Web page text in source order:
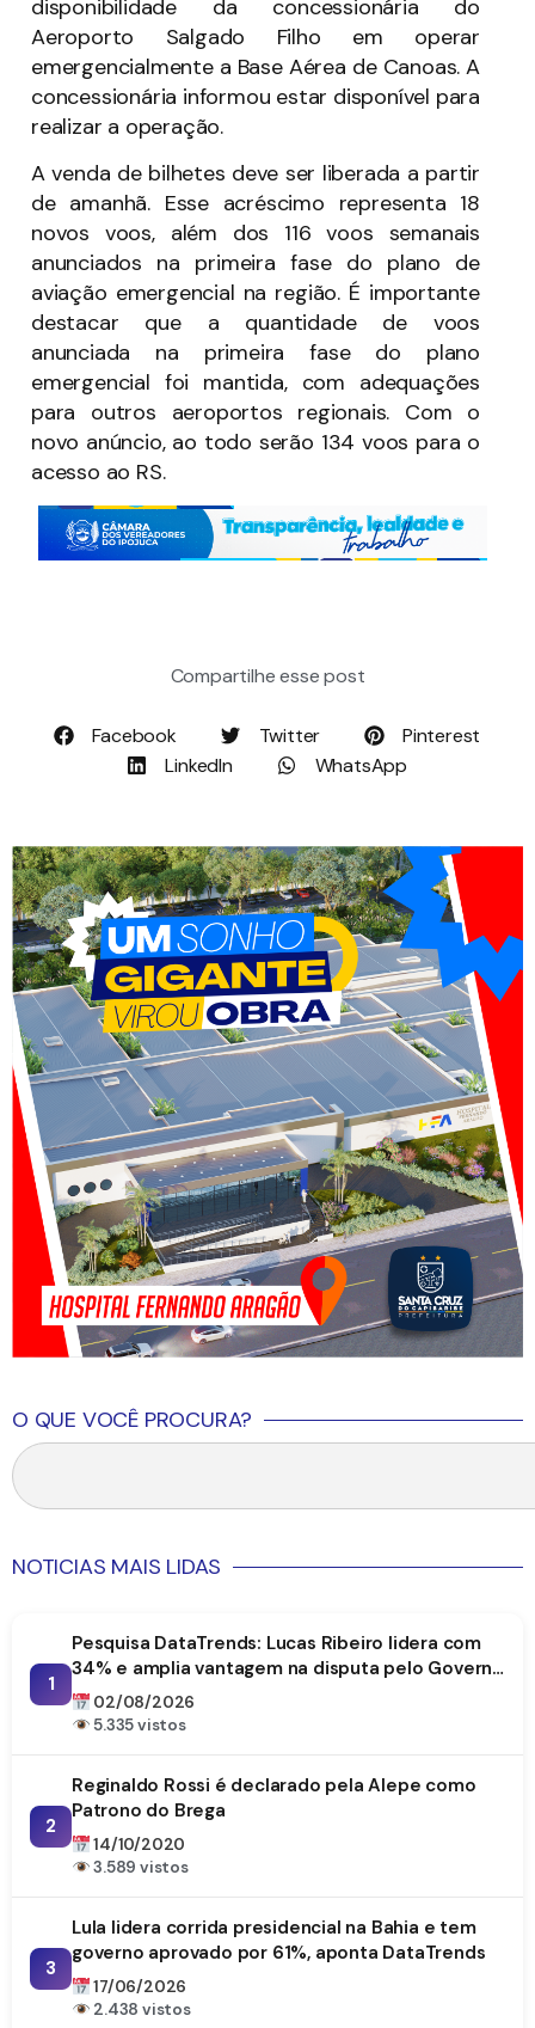
disponibilidade da concessionária do
Aeroporto Salgado Filho em operar
emergencialmente a Base Aérea de Canoas. A
concessionária informou estar disponível para
realizar a operação.
A venda de bilhetes deve ser liberada a partir
de amanhã. Esse acréscimo representa 18
novos voos, além dos 116 voos semanais
anunciados na primeira fase do plano de
aviação emergencial na região. É importante
destacar que a quantidade de voos
anunciada na primeira fase do plano
emergencial foi mantida, com adequações
para outros aeroportos regionais. Com o
novo anúncio, ao todo serão 134 voos para o
acesso ao RS.
Compartilhe esse post
Facebook Twitter
Pinterest
LinkedIn
WhatsApp
O QUE VOCÊ PROCURA?
NOTICIAS MAIS LIDAS
1
Pesquisa DataTrends: Lucas Ribeiro lidera com
34% e amplia vantagem na disputa pelo Governo
da Paraíba
02/08/2026
5.335 vistos
2
Reginaldo Rossi é declarado pela Alepe como
Patrono do Brega
14/10/2020
3.589 vistos
3
Lula lidera corrida presidencial na Bahia e tem
governo aprovado por 61%, aponta DataTrends
17/06/2026
2.438 vistos